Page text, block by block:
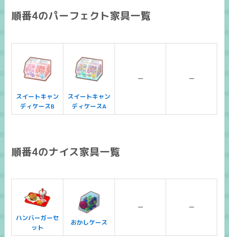
順番4のパーフェクト家具一覧
スイートキャン
ディケースB
スイートキャン
ディケースA
ー ー
順番4のナイス家具一覧
ハンバーガーセ
ット
おかしケース
ー ー